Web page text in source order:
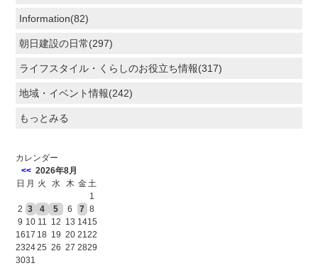
Information(82)
朝日建設の日常(297)
ライフスタイル・くらしのお役立ち情報(317)
地域・イベント情報(242)
もっとみる
カレンダー
<< 2026年8月
日 月 火 水 木 金土
1
2 3 4 5 6 7 8
9 10 11 12 13 1415
1617 18 19 20 2122
232425 26 27 2829
3031